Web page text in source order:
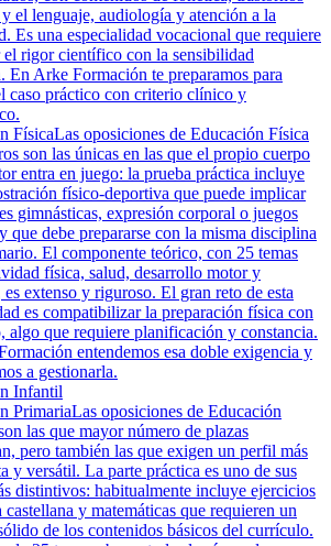
el lenguaje, audiología y atención a la
Es una especialidad vocacional que requiere
el rigor científico con la sensibilidad
En Arke Formación te preparamos para
caso práctico con criterio clínico y
FísicaLas oposiciones de Educación Física
son las únicas en las que el propio cuerpo
entra en juego: la prueba práctica incluye
físico-deportiva que puede implicar
gimnásticas, expresión corporal o juegos
que debe prepararse con la misma disciplina
El componente teórico, con 25 temas
física, salud, desarrollo motor y
extenso y riguroso. El gran reto de esta
es compatibilizar la preparación física con
algo que requiere planificación y constancia.
entendemos esa doble exigencia y
a gestionarla.
Infantil
PrimariaLas oposiciones de Educación
las que mayor número de plazas
pero también las que exigen un perfil más
y versátil. La parte práctica es uno de sus
distintivos: habitualmente incluye ejercicios
castellana y matemáticas que requieren un
de los contenidos básicos del currículo.